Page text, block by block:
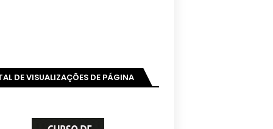
DE VISUALIZAÇÕES DE PÁGINA